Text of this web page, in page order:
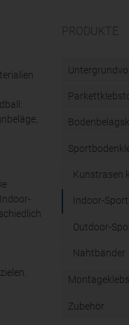
PRODUKTE
Kunstrasen
Indoor-
Outdoor-
Nahtbänder
Zubehör